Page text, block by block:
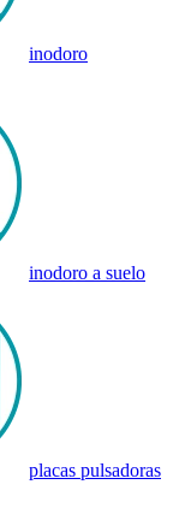
inodoro
inodoro a suelo
placas pulsadoras